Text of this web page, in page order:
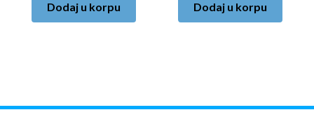
Dodaj u korpu Dodaj u korpu